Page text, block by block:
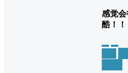
感觉会
酷！！